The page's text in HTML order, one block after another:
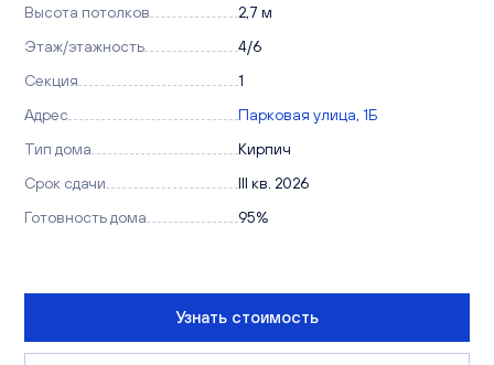
Высота потолков
2,7 м
Этаж/этажность
4/6
Секция
1
Адрес
Парковая улица, 1Б
Тип дома
Кирпич
Срок сдачи
III кв. 2026
Готовность дома
95%
Узнать стоимость